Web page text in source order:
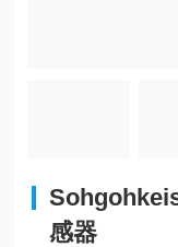
感器